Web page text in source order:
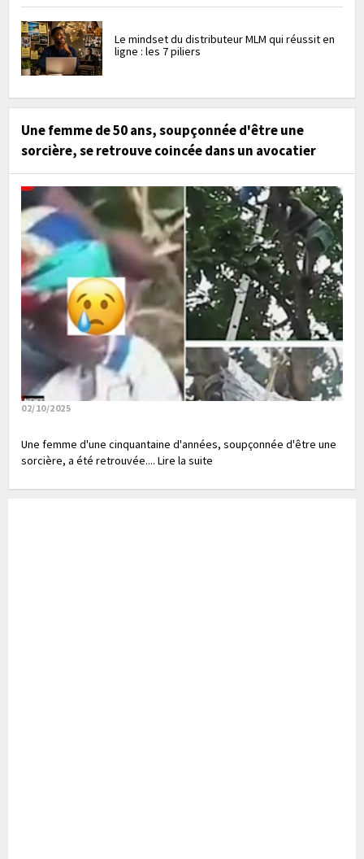
Le mindset du distributeur MLM qui réussit en
ligne : les 7 piliers
Une femme de 50 ans, soupçonnée d'être une
sorcière, se retrouve coincée dans un avocatier
02/10/2025
Une femme d'une cinquantaine d'années, soupçonnée d'être une
sorcière, a été retrouvée.... Lire la suite